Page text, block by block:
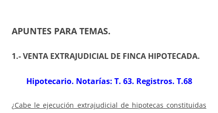
APUNTES PARA TEMAS.
1.- VENTA EXTRAJUDICIAL DE FINCA HIPOTECADA.
Hipotecario. Notarías: T. 63. Registros. T.68
¿Cabe le ejecución extrajudicial de hipotecas constituidas